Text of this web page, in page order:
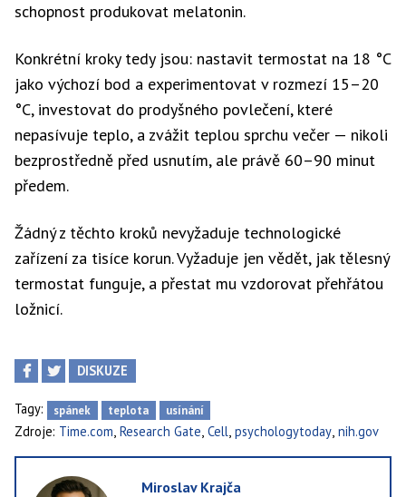
schopnost produkovat melatonin.
Konkrétní kroky tedy jsou: nastavit termostat na 18 °C
jako výchozí bod a experimentovat v rozmezí 15–20
°C, investovat do prodyšného povlečení, které
nepasívuje teplo, a zvážit teplou sprchu večer — nikoli
bezprostředně před usnutím, ale právě 60–90 minut
předem.
Žádný z těchto kroků nevyžaduje technologické
zařízení za tisíce korun. Vyžaduje jen vědět, jak tělesný
termostat funguje, a přestat mu vzdorovat přehřátou
ložnicí.
DISKUZE
Tagy: spánek teplota usínání
Zdroje: Time.com Research Gate Cell psychologytoday nih.gov
Miroslav Krajča